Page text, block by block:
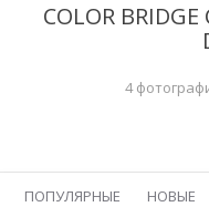
COLOR
4
ПОПУЛЯРНЫЕ НОВЫЕ